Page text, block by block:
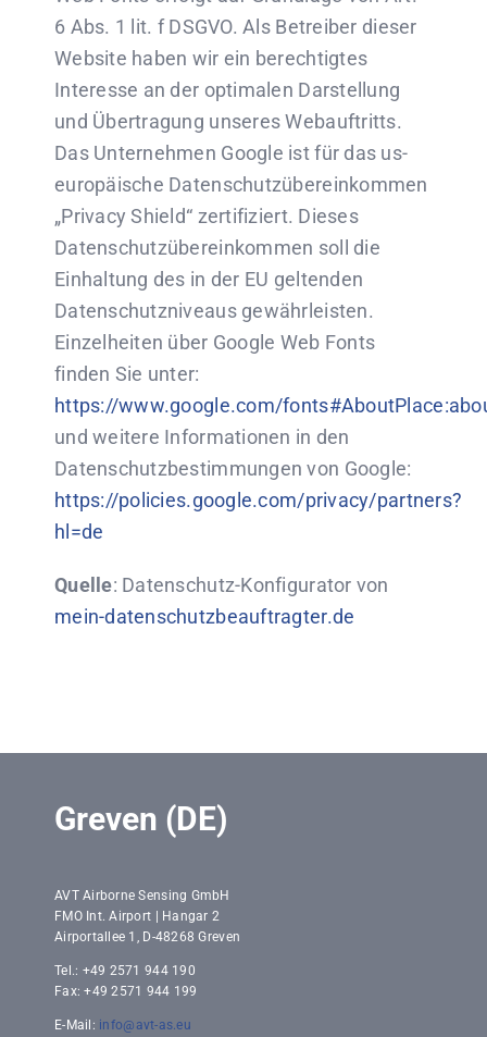
6 Abs. 1 lit. f DSGVO. Als Betreiber dieser
Website haben wir ein berechtigtes
Interesse an der optimalen Darstellung
und Übertragung unseres Webauftritts.
Das Unternehmen Google ist für das us-
europäische Datenschutzübereinkommen
„Privacy Shield“ zertifiziert. Dieses
Datenschutzübereinkommen soll die
Einhaltung des in der EU geltenden
Datenschutzniveaus gewährleisten.
Einzelheiten über Google Web Fonts
finden Sie unter:
https://www.google.com/
und weitere Informationen in den
Datenschutzbestimmungen von Google:
https://policies.google.com/privacy/partners?
hl=de
Quelle: Datenschutz-Konfigurator von
mein-datenschutzbeauftragter.de
Greven (DE)
AVT Airborne Sensing GmbH
FMO Int. Airport | Hangar 2
Airportallee 1, D-48268 Greven
Tel.: +49 2571 944 190
Fax: +49 2571 944 199
E-Mail: info@avt-as.eu